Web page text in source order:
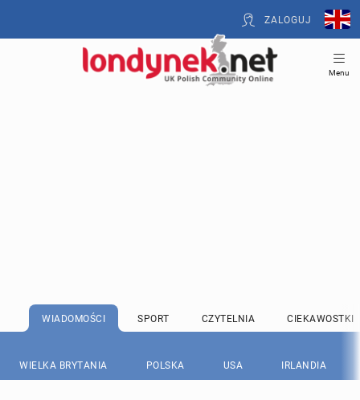
ZALOGUJ
Menu
WIADOMOŚCI SPORT CZYTELNIA CIEKAWOSTKI
WIELKA BRYTANIA POLSKA USA IRLANDIA